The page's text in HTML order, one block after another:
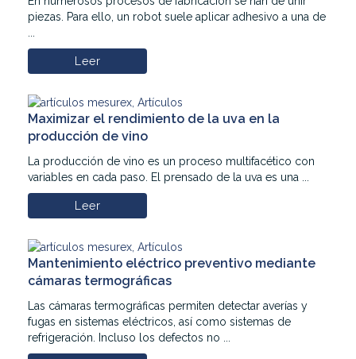
piezas. Para ello, un robot suele aplicar adhesivo a una de
Leer
Maximizar el rendimiento de la uva en la
producción de vino
La producción de vino es un proceso multifacético con
variables en cada paso. El prensado de la uva es una ...
Leer
Mantenimiento eléctrico preventivo mediante
cámaras termográficas
Las cámaras termográficas permiten detectar averías y
fugas en sistemas eléctricos, así como sistemas de
refrigeración. Incluso los defectos no ...